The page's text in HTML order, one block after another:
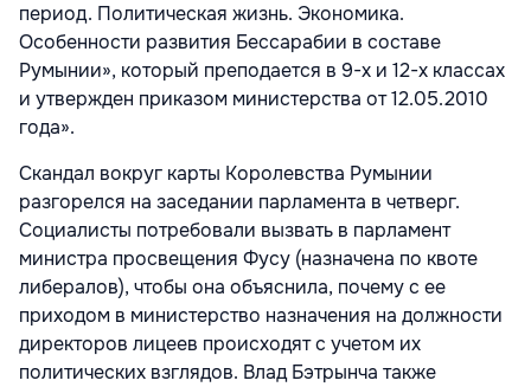
период. Политическая жизнь. Экономика.
Особенности развития Бессарабии в составе
Румынии», который преподается в 9-х и 12-х классах
и утвержден приказом министерства от 12.05.2010
года».
Скандал вокруг карты Королевства Румынии
разгорелся на заседании парламента в четверг.
Социалисты потребовали вызвать в парламент
министра просвещения Фусу (назначена по квоте
либералов), чтобы она объяснила, почему с ее
приходом в министерство назначения на должности
директоров лицеев происходят с учетом их
политических взглядов. Влад Бэтрынча также